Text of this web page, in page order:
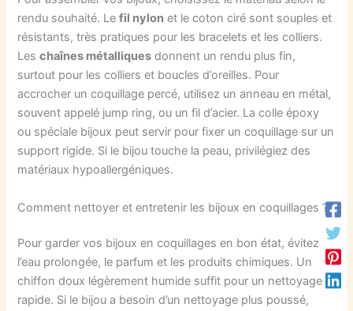
rendu souhaité. Lefil nylon et le coton ciré sont souples et
résistants, très pratiques pour les bracelets et les colliers.
Leschaînes métalliques donnent un rendu plus fin,
surtout pour les colliers et boucles d’oreilles. Pour
accrocher un coquillage percé, utilisez un anneau en métal,
souvent appelé jump ring, ou un fil d’acier. La colle époxy
ou spéciale bijoux peut servir pour fixer un coquillage sur un
support rigide. Si le bijou touche la peau, privilégiez des
matériaux hypoallergéniques.
Comment nettoyer et entretenir les bijoux en coquillages ?
Pour garder vos bijoux en coquillages en bon état, évitez
l’eau prolongée, le parfum et les produits chimiques. Un
chiffon doux légèrement humide suffit pour un nettoyage
rapide. Si le bijou a besoin d’un nettoyage plus poussé,